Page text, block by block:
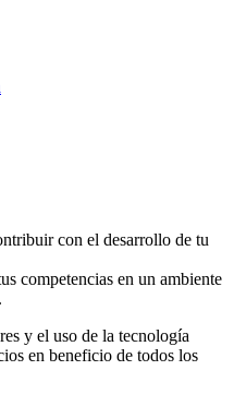
con el desarrollo de tu
competencias en un ambiente
y el uso de la tecnología
en beneficio de todos los